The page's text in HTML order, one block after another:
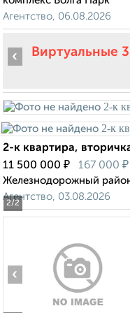
Агентство, 06.08.2026
Виртуальные
2/2
‹
2-к квартира,
11 500 000 ₽ 167 000 ₽
Железнодорожный
Агентство, 03.08.2026
‹